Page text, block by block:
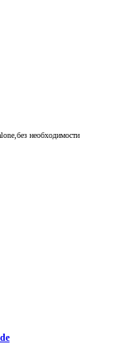
необходимости